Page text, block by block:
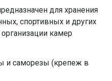
для хранения
спортивных и других
камер
и саморезы (крепеж в